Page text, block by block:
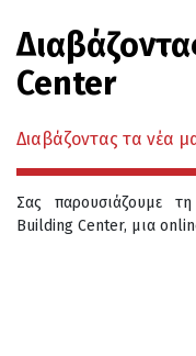
Center
Διαβάζοντας τα νέα
Σας παρουσιάζουμε
Building Center, μια